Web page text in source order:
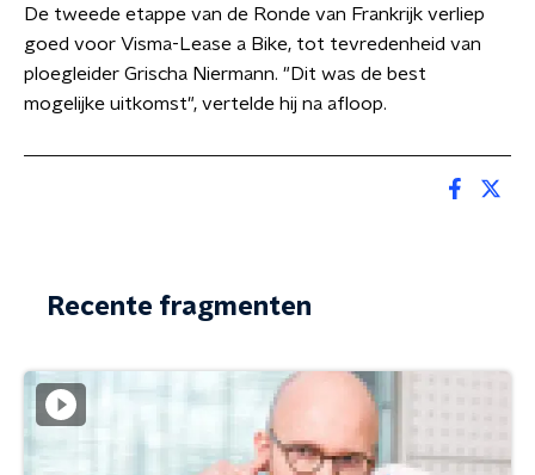
De tweede etappe van de Ronde van Frankrijk verliep
goed voor Visma-Lease a Bike, tot tevredenheid van
ploegleider Grischa Niermann. "Dit was de best
mogelijke uitkomst", vertelde hij na afloop.
Recente fragmenten